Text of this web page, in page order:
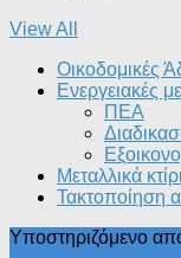
View All
Οικοδομικές
Ενεργειακές
ΠΕΑ
Μεταλλικά
Τακτοποίηση
Υποστηριζόμενο